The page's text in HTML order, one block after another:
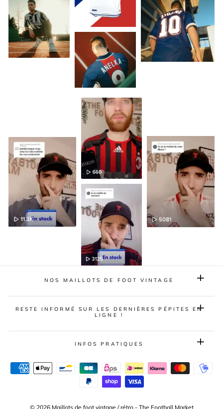
NOS MAILLOTS DE FOOT VINTAGE
RESTE INFORMÉ SUR LES DERNIÈRES PÉPITES EN
LIGNE !
INFOS PRATIQUES
© 2026 Maillots de foot vintage / rétro - The Football Market